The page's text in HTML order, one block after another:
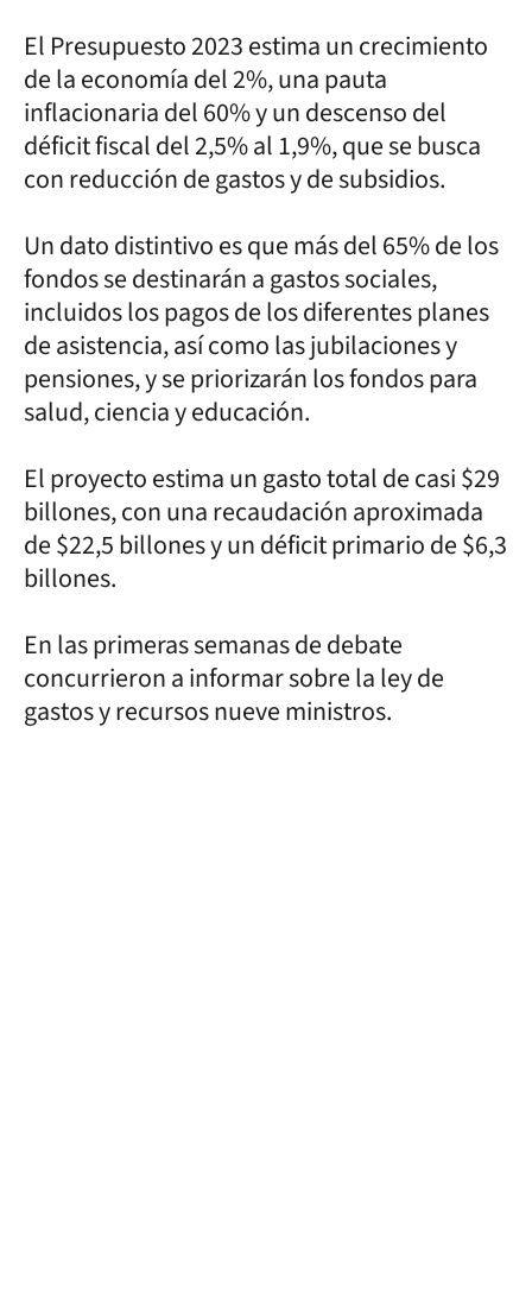
El Presupuesto 2023 estima un crecimiento
de la economía del 2%, una pauta
inflacionaria del 60% y un descenso del
déficit fiscal del 2,5% al 1,9%, que se busca
con reducción de gastos y de subsidios.
Un dato distintivo es que más del 65% de los
fondos se destinarán a gastos sociales,
incluidos los pagos de los diferentes planes
de asistencia, así como las jubilaciones y
pensiones, y se priorizarán los fondos para
salud, ciencia y educación.
El proyecto estima un gasto total de casi $29
billones, con una recaudación aproximada
de $22,5 billones y un déficit primario de $6,3
billones.
En las primeras semanas de debate
concurrieron a informar sobre la ley de
gastos y recursos nueve ministros.